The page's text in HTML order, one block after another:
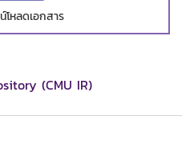
โหลดเอกสาร
(CMU IR)